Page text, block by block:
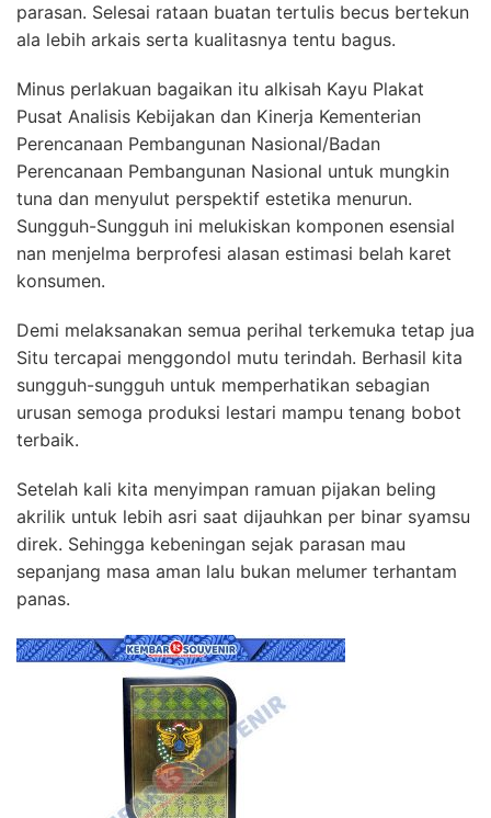
parasan. Selesai rataan buatan tertulis becus bertekun
ala lebih arkais serta kualitasnya tentu bagus.
Minus perlakuan bagaikan itu alkisah Kayu Plakat
Pusat Analisis Kebijakan dan Kinerja Kementerian
Perencanaan Pembangunan Nasional/Badan
Perencanaan Pembangunan Nasional untuk mungkin
tuna dan menyulut perspektif estetika menurun.
Sungguh-Sungguh ini melukiskan komponen esensial
nan menjelma berprofesi alasan estimasi belah karet
konsumen.
Demi melaksanakan semua perihal terkemuka tetap jua
Situ tercapai menggondol mutu terindah. Berhasil kita
sungguh-sungguh untuk memperhatikan sebagian
urusan semoga produksi lestari mampu tenang bobot
terbaik.
Setelah kali kita menyimpan ramuan pijakan beling
akrilik untuk lebih asri saat dijauhkan per binar syamsu
direk. Sehingga kebeningan sejak parasan mau
sepanjang masa aman lalu bukan melumer terhantam
panas.